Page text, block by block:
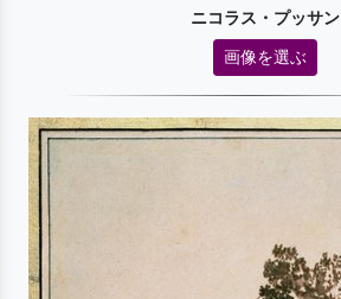
ニコラス・プッサン
画像を選ぶ